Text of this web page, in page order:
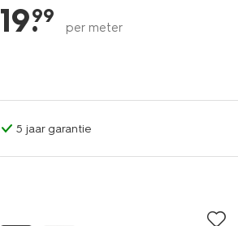
19.
99
per meter
5 jaar garantie